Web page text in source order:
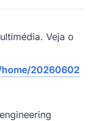
Veja o
20260602